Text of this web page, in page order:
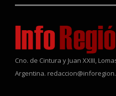
Cno. de Cintura y Juan XXIII,
Argentina.